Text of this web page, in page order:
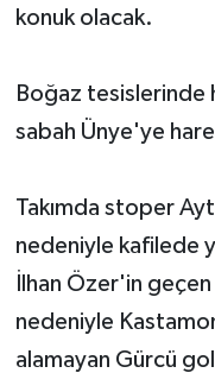
konuk olacak.
Boğaz tesislerinde
sabah Ünye'ye
Takımda stoper
nedeniyle kafilede
İlhan Özer'in geçen
nedeniyle
alamayan Gürcü